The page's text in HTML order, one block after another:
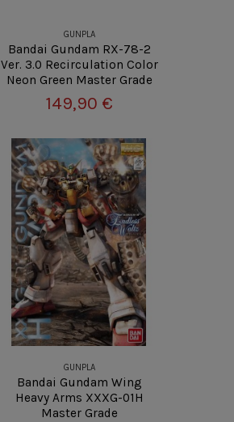
GUNPLA
Bandai Gundam RX-78-2
Ver. 3.0 Recirculation Color
Neon Green Master Grade
149,90 €
GUNPLA
Bandai Gundam Wing
Heavy Arms XXXG-01H
Master Grade